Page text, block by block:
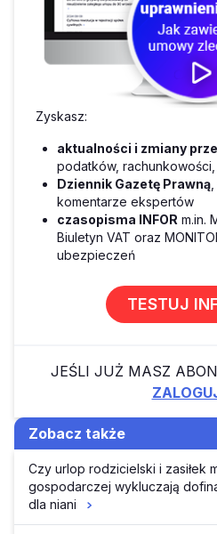
Zyskasz:
aktualności i zmiany
podatków, rachunkowości,
Dziennik Gazetę Prawną
komentarze ekspertów
czasopisma INFOR m.in.
Biuletyn VAT oraz
ubezpieczeń
TESTUJ
JEŚLI JUŻ MASZ
Zobacz także
Czy urlop rodzicielski i zasiłek
gospodarczej wykluczają
dla niani